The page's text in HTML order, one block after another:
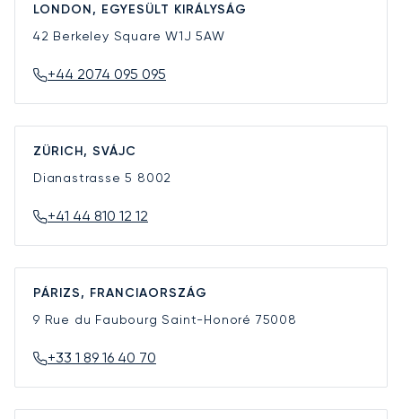
LONDON, EGYESÜLT KIRÁLYSÁG
42 Berkeley SquareW1J 5AW
+44 2074 095 095
ZÜRICH, SVÁJC
Dianastrasse 5 8002
+41 44 810 12 12
PÁRIZS, FRANCIAORSZÁG
9 Rue du Faubourg Saint-Honoré 75008
+33 1 89 16 40 70